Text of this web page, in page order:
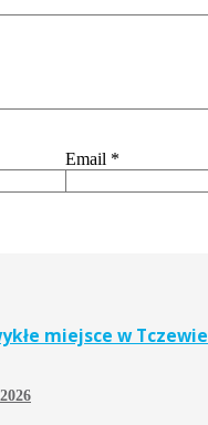
Email *
miejsce w Tczewie